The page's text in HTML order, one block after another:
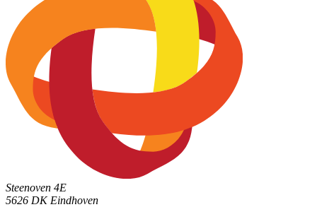
Steenoven 4E
5626 DK Eindhoven